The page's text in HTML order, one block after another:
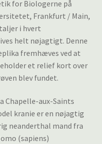
for Biologerne på
Frankfurt / Main,
i hvert
helt nøjagtigt. Denne
fremhæves ved at
et relief kort over
blev fundet.
Chapelle-aux-Saints
kranie er en nøjagtig
neanderthal mand fra
(sapiens)